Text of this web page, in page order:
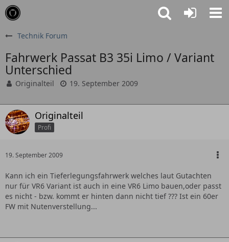
Technik Forum
Fahrwerk Passat B3 35i Limo / Variant
Unterschied
Originalteil 19. September 2009
Originalteil
Profi
19. September 2009
Kann ich ein Tieferlegungsfahrwerk welches laut Gutachten
nur für VR6 Variant ist auch in eine VR6 Limo bauen,oder passt
es nicht - bzw. kommt er hinten dann nicht tief ??? Ist ein 60er
FW mit Nutenverstellung...